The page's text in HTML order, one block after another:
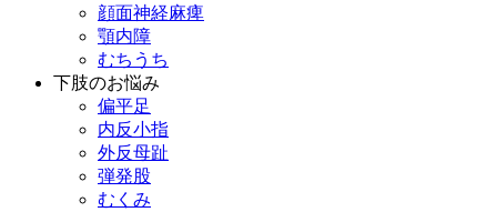
顔面神経麻痺
顎内障
むちうち
下肢のお悩み
偏平足
内反小指
外反母趾
弾発股
むくみ